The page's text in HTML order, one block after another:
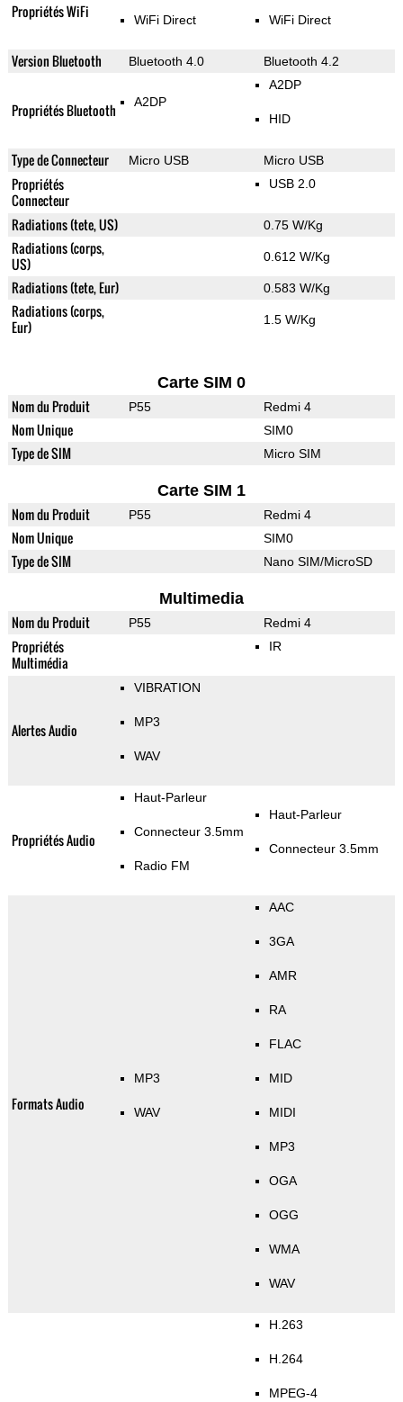
Propriétés WiFi WiFi Direct WiFi Direct
Version Bluetooth Bluetooth 4.0 Bluetooth 4.2
Propriétés Bluetooth A2DP
A2DP
HID
Type de Connecteur Micro USB Micro USB
Propriétés
Connecteur
USB 2.0
Radiations (tete, US) 0.75 W/Kg
Radiations (corps,
US)
0.612 W/Kg
Radiations (tete, Eur) 0.583 W/Kg
Radiations (corps,
Eur)
1.5 W/Kg
Carte SIM 0
Nom du Produit P55 Redmi 4
Nom Unique SIM0
Type de SIM Micro SIM
Carte SIM 1
Nom du Produit P55 Redmi 4
Nom Unique SIM0
Type de SIM Nano SIM/MicroSD
Multimedia
Nom du Produit P55 Redmi 4
Propriétés
Multimédia
IR
Alertes Audio
VIBRATION
MP3
WAV
Propriétés Audio
Haut-Parleur
Connecteur 3.5mm
Radio FM
Haut-Parleur
Connecteur 3.5mm
Formats Audio
MP3
WAV
AAC
3GA
AMR
RA
FLAC
MID
MIDI
MP3
OGA
OGG
WMA
WAV
H.263
H.264
MPEG-4